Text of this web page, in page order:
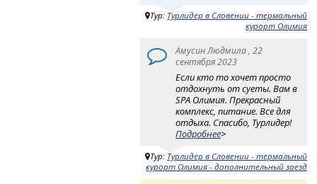
Тур: Турлидер в Словении - термальный
курорт Олимия
Амусин Людмила , 22
сентября 2023
Если кто то хочет просто
отдохнуть от суеты. Вам в
SPA Олимия. Прекрасный
комплекс, питание. Все для
отдыха. Спасибо, Турлидер!
Подробнее>
Тур: Турлидер в Словении - термальный
курорт Олимия - дополнительный заезд